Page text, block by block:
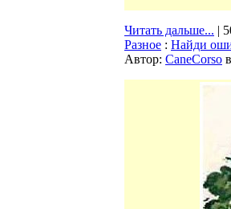
Читать дальше... |
Разное : Найди
Автор: CaneCorso